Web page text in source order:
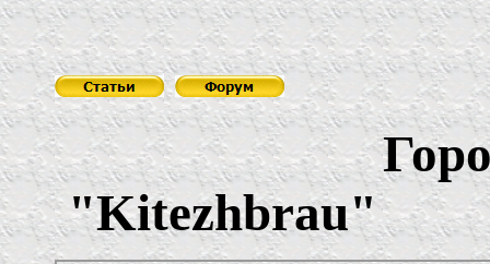
"Kitezhbrau"